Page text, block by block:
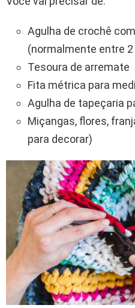
Agulha de crochê
(normalmente entre
Tesoura de arremate
Fita métrica para
Agulha de tapeçaria
Miçangas, flores,
para decorar)